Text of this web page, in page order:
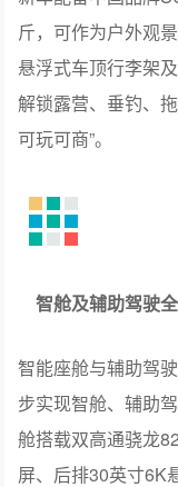
解锁露营、垂钓、
可玩可商”。
智能座舱与辅助驾
舱搭载双高通骁龙
“八屏互联”生态，
头枕独立音区，打
师、任务大师两大
用车场景，前后排